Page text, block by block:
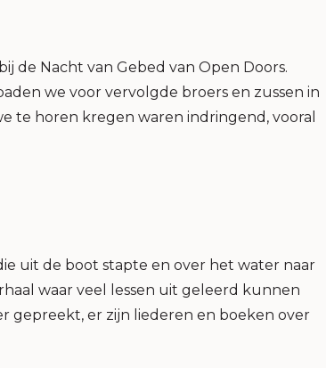
de Nacht van Gebed van Open Doors.
we voor vervolgde broers en zussen in
te horen kregen waren indringend, vooral
uit de boot stapte en over het water naar
waar veel lessen uit geleerd kunnen
gepreekt, er zijn liederen en boeken over